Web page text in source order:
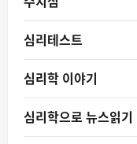
심리테스트
심리학 이야기
심리학으로 뉴스읽기